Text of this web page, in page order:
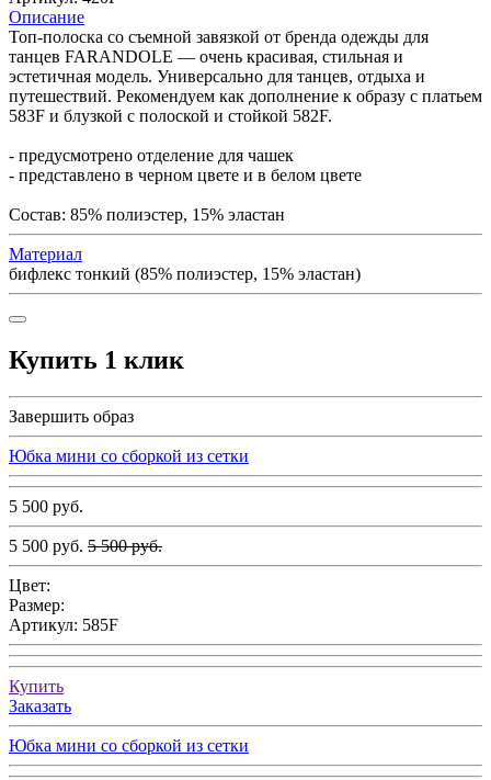
Описание
Топ-полоска со съемной завязкой от бренда одежды для
танцев FARANDOLE — очень красивая, стильная и
эстетичная модель. Универсально для танцев, отдыха и
путешествий. Рекомендуем как дополнение к образу с платьем
583F и блузкой с полоской и стойкой 582F.
- предусмотрено отделение для чашек
- представлено в черном цвете и в белом цвете
Состав: 85% полиэстер, 15% эластан
Материал
бифлекс тонкий (85% полиэстер, 15% эластан)
Купить 1 клик
Завершить образ
Юбка мини со сборкой из сетки
5 500 руб.
5 500 руб. 5 500 руб.
Цвет:
Размер:
Артикул: 585F
Купить
Заказать
Юбка мини со сборкой из сетки